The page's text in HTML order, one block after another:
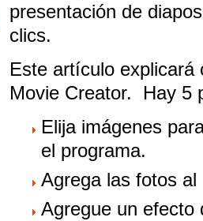
presentación de
clics.
Este artículo explicará
Movie Creator. Hay 5
Elija imágenes
el programa.
Agrega las fotos
Agregue un efecto